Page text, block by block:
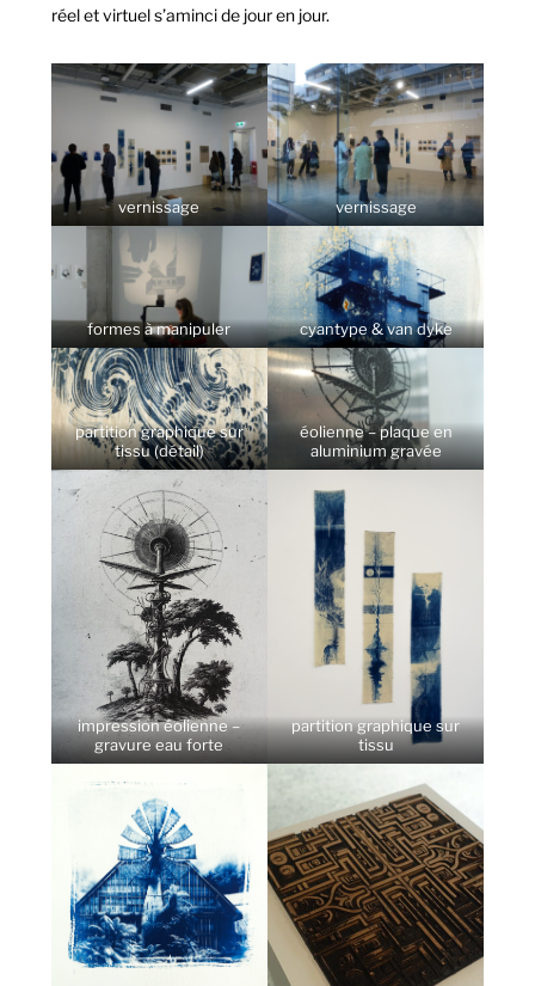
réel et virtuel s’aminci de jour en jour.
vernissage vernissage
formes à manipuler cyantype & van dyke
partition graphique sur
tissu (détail)
éolienne – plaque en
aluminium gravée
impression éolienne –
gravure eau forte
partition graphique sur
tissu